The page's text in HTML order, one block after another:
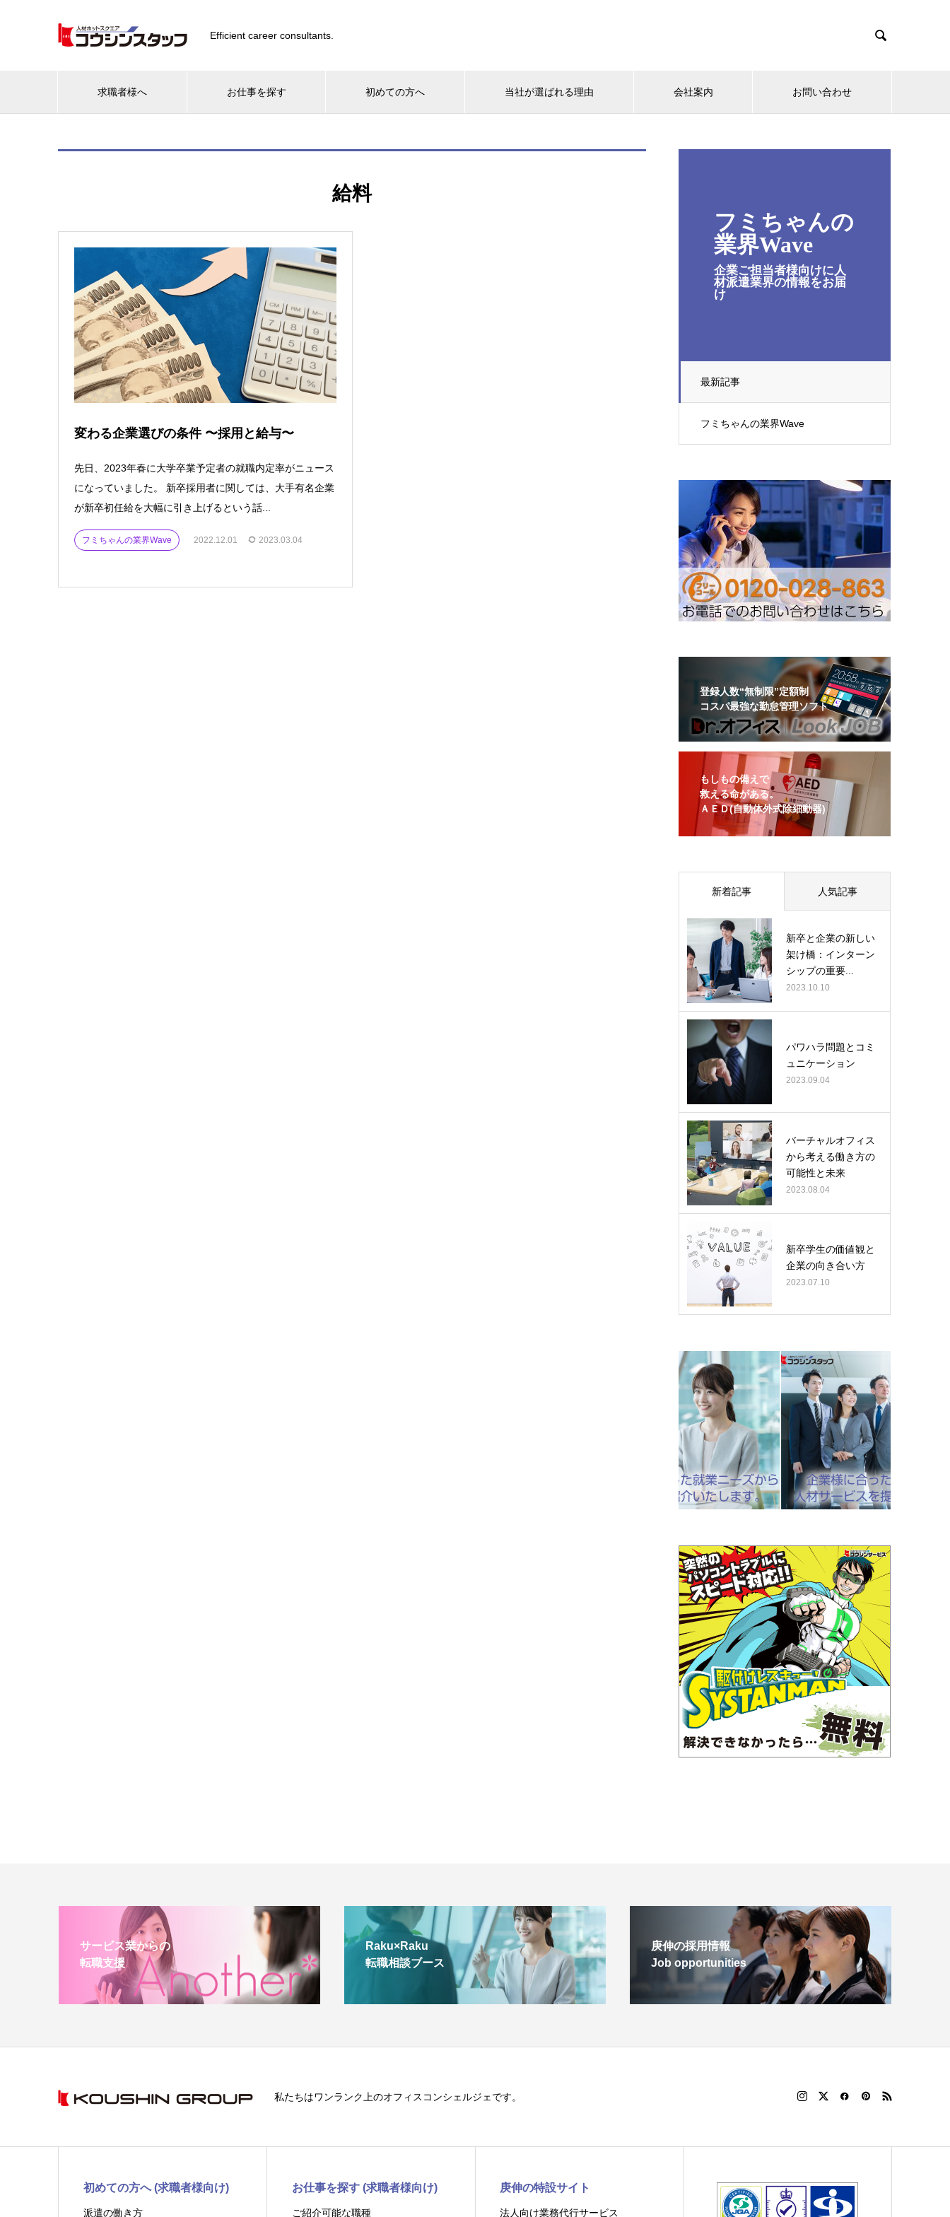
Efficient career consultants. 
求職者様へ お仕事を探す 初めての方へ 当社が選ばれる理由 会社案内 お問い合わせ
フミちゃんの
業界Wave
企業ご担当者様向けに人
材派遣業界の情報をお届
け
最新記事
フミちゃんの業界Wave
給料
変わる企業選びの条件 〜採用と給与〜
先⽇、2023年春に⼤学卒業予定者の就職内定率がニュース
になっていました。 新卒採⽤者に関しては、⼤⼿有名企業
が新卒初任給を⼤幅に引き上げるという話...
フミちゃんの業界Wave 2022.12.01 2023.03.04
登録人数“無制限”定額制
コスパ最強な勤怠管理ソフト
もしもの備えで
救える命がある。
ＡＥＤ(自動体外式除細動器)
新着記事 人気記事
新卒と企業の新しい
架け橋：インターン
シップの重要...
2023.10.10
パワハラ問題とコミ
ュニケーション
2023.09.04
バーチャルオフィス
から考える働き方の
可能性と未来
2023.08.04
新卒学生の価値観と
企業の向き合い方
2023.07.10
サービス業からの
転職支援
Raku×Raku
転職相談ブース
庚伸の採用情報
Job opportunities
私たちはワンランク上のオフィスコンシェルジェです。
初めての方へ (求職者様向け)
派遣の働き方
お仕事を探す (求職者様向け)
ご紹介可能な職種
庚伸の特設サイト
法人向け業務代行サービス